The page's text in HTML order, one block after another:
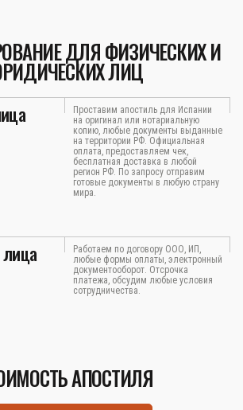
ДЛЯ ФИЗИЧЕСКИХ И
ЛИЦ
Проставим апостиль для Испании
на оригинал или нотариальную
копию, любые документы выданные
на территории РФ. Официальная
оплата, предоставляем чек,
бесплатная доставка в любой
регион РФ. По запросу отправим
готовые документы в любую страну
мира.
Работаем по договору ООО, ИП,
любые формы оплаты, электронный
документооборот. Отсрочка
платежа, обсудим любые условия
сотрудничества.
АПОСТИЛЯ